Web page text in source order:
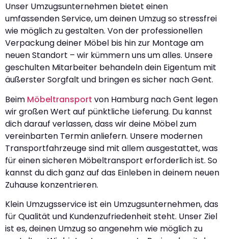
Unser Umzugsunternehmen bietet einen
umfassenden Service, um deinen Umzug so stressfrei
wie möglich zu gestalten. Von der professionellen
Verpackung deiner Möbel bis hin zur Montage am
neuen Standort – wir kümmern uns um alles. Unsere
geschulten Mitarbeiter behandeln dein Eigentum mit
äußerster Sorgfalt und bringen es sicher nach Gent.
Beim Möbeltransport von Hamburg nach Gent legen
wir großen Wert auf pünktliche Lieferung. Du kannst
dich darauf verlassen, dass wir deine Möbel zum
vereinbarten Termin anliefern. Unsere modernen
Transportfahrzeuge sind mit allem ausgestattet, was
für einen sicheren Möbeltransport erforderlich ist. So
kannst du dich ganz auf das Einleben in deinem neuen
Zuhause konzentrieren.
Klein Umzugsservice ist ein Umzugsunternehmen, das
für Qualität und Kundenzufriedenheit steht. Unser Ziel
ist es, deinen Umzug so angenehm wie möglich zu